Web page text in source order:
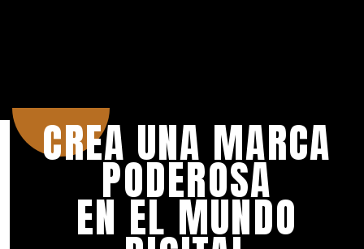
CREA UNA MARCA
PODEROSA
EN EL MUNDO